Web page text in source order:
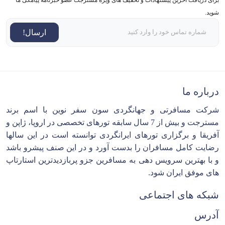
شوید.
ارسال!
درباره ما
شرکت مسافرتی و جهانگردی سون سفر نوین با اسم برند
مسترجت و بیش از 7 سال سابقه تورهای تخصصی در اروپا، ژاپن و
آفریقا و برگزاری تورهای ایرانگردی توانسته است در این سالها
رضایت کامل مسافران را بدست آورد و در این صنف پیشرو باشد
و با بهترین سرویس دهی به مسافرین جزو پربازدیدترین استارتاپ
های موفق ایران شود.
شبکه های اجتماعی
آدرس